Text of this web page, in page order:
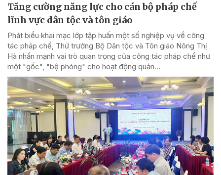
Tăng cường năng lực cho cán bộ pháp chế
lĩnh vực dân tộc và tôn giáo
Phát biểu khai mạc lớp tập huấn một số nghiệp vụ về công
tác pháp chế, Thứ trưởng Bộ Dân tộc và Tôn giáo Nông Thị
Hà nhấn mạnh vai trò quan trọng của công tác pháp chế như
một "gốc", "bệ phóng" cho hoạt động quản...